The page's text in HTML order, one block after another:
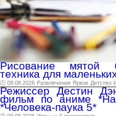
Рисование мятой
техника для
🕑 09.08.2026 Развлечения Яркое Детство
Режиссер Дестин
фильм по аниме
*Человека-паука 5*